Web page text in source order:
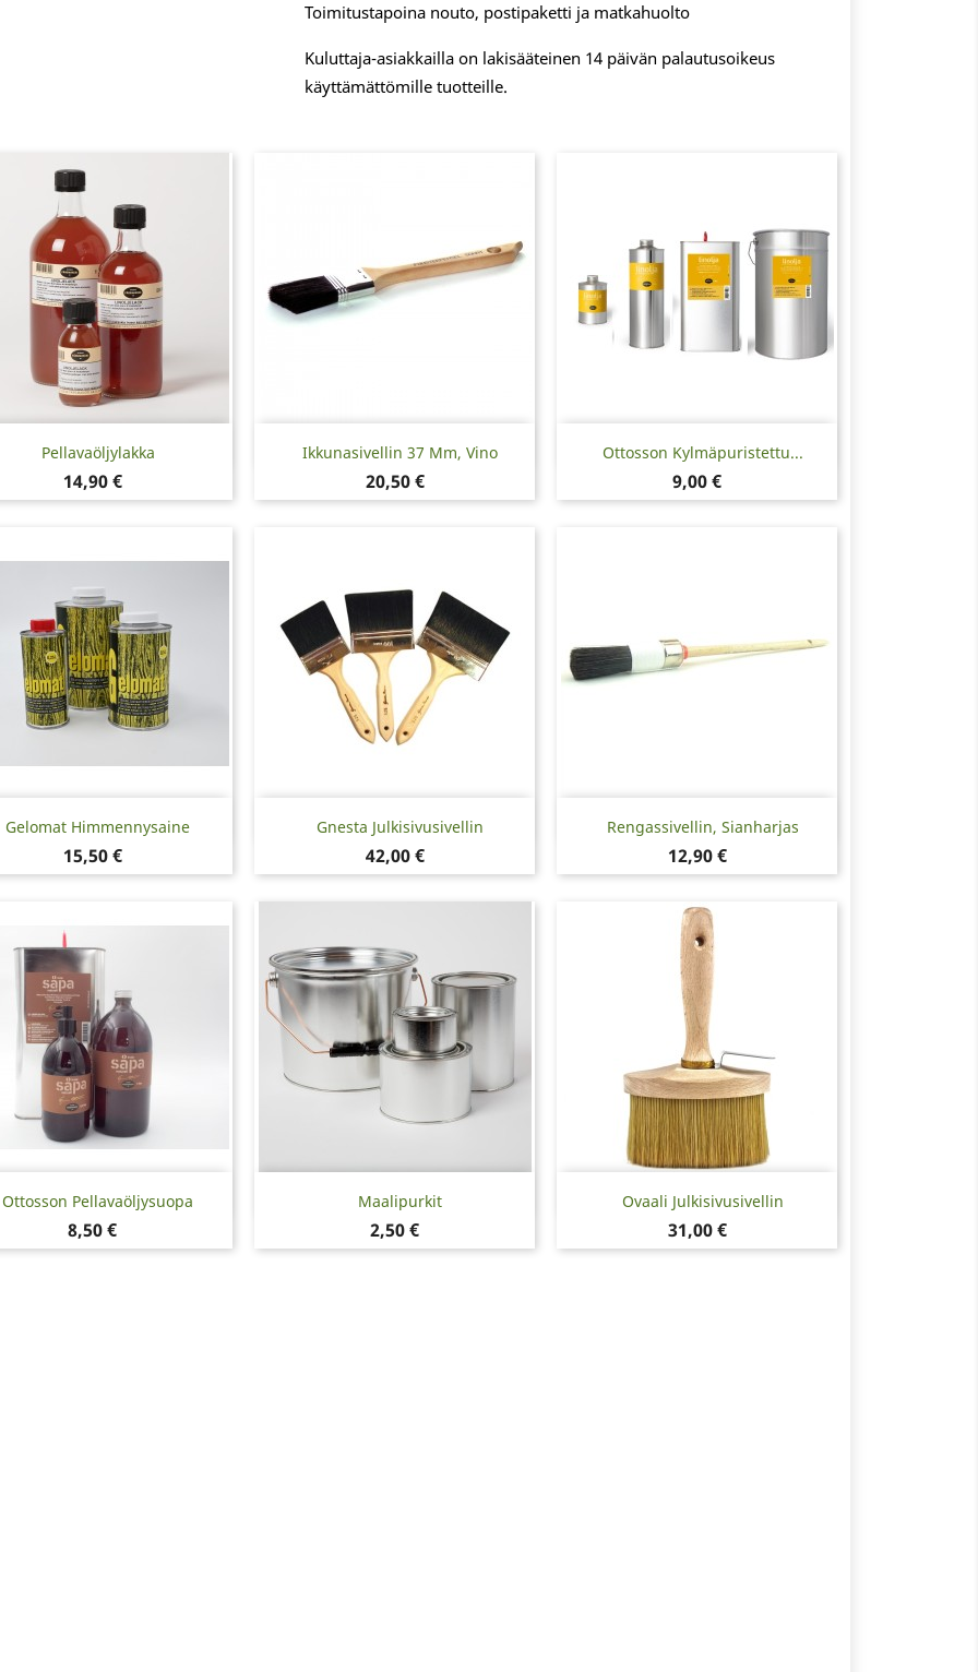
Toimitustapoina nouto, postipaketti ja matkahuolto
Kuluttaja-asiakkailla on lakisääteinen 14 päivän palautusoikeus
käyttämättömille tuotteille.
Pellavaöljylakka
Hinta
14,90 €
Pikakatselu Ikkunasivellin 37 Mm, Vino
Hinta
20,50 €
Pikakatselu Ottosson Kylmäpuristettu...
Hinta
9,00 €
Pikakatselu
Gelomat Himmennysaine
Hinta
15,50 €
Pikakatselu Gnesta Julkisivusivellin
Hinta
42,00 €
Pikakatselu Rengassivellin, Sianharjas
Hinta
12,90 €
Pikakatselu
Ottosson Pellavaöljysuopa
Hinta
8,50 €
Pikakatselu Maalipurkit
Hinta
2,50 €
Pikakatselu Ovaali Julkisivusivellin
Hinta
31,00 €
Pikakatselu